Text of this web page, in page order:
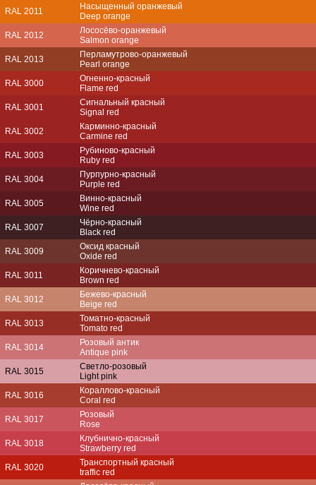
RAL 2011
Насыщенный оранжевый
Deep orange
RAL 2012
Лососёво-оранжевый
Salmon orange
RAL 2013
Перламутрово-оранжевый
Pearl orange
RAL 3000
Огненно-красный
Flame red
RAL 3001
Сигнальный красный
Signal red
RAL 3002
Карминно-красный
Carmine red
RAL 3003
Рубиново-красный
Ruby red
RAL 3004
Пурпурно-красный
Purple red
RAL 3005
Винно-красный
Wine red
RAL 3007
Чёрно-красный
Black red
RAL 3009
Оксид красный
Oxide red
RAL 3011
Коричнево-красный
Brown red
RAL 3012
Бежево-красный
Beige red
RAL 3013
Томатно-красный
Tomato red
RAL 3014
Розовый антик
Antique pink
RAL 3015
Светло-розовый
Light pink
RAL 3016
Кораллово-красный
Coral red
RAL 3017
Розовый
Rose
RAL 3018
Клубнично-красный
Strawberry red
RAL 3020
Транспортный красный
traffic red